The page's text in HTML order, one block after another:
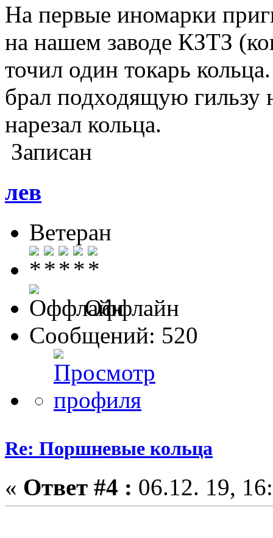
На первые иномарки
на нашем заводе КЗТЗ
точил один токарь
брал подходящую гильзу
нарезал кольца.
Записан
лев
Ветеран
Оффлайн
Сообщений: 520
Re: Поршневые кольца
« Ответ #4 : 06.12. 19,